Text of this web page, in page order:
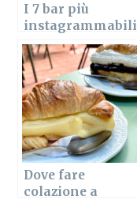
I 7 bar più
instagrammabili
a Milano
Dove fare
colazione a